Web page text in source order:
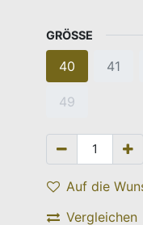
GRÖSSE
40 41
49
Auf die
Vergleichen